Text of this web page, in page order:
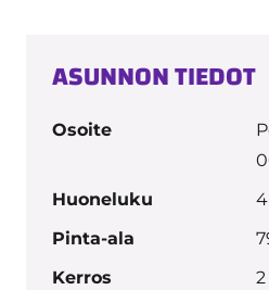
ASUNNON TIEDOT
Osoite
Huoneluku
Pinta-ala
Kerros
2